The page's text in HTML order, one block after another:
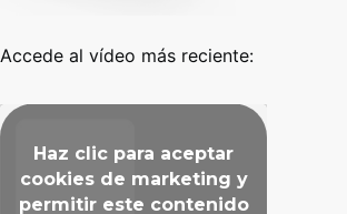
Accede al vídeo más reciente:
Haz clic para aceptar
cookies de marketing y
permitir este contenido